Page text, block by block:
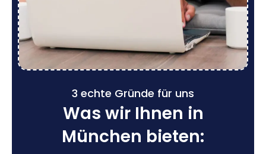
3 echte Gründe für uns
Was wir Ihnen in
München bieten: